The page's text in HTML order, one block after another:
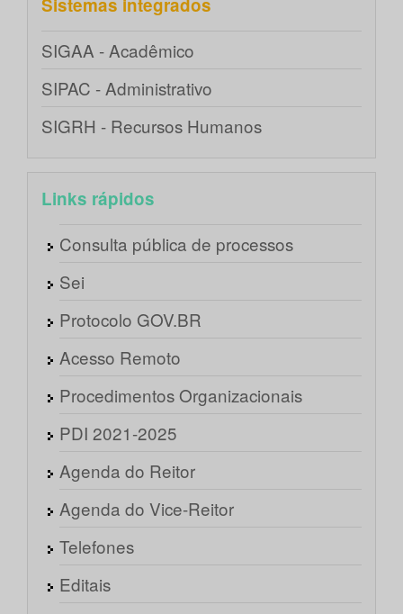
Sistemas integrados
SIGAA - Acadêmico
SIPAC - Administrativo
SIGRH - Recursos Humanos
Links rápidos
Consulta pública de processos
Sei
Protocolo GOV.BR
Acesso Remoto
Procedimentos Organizacionais
PDI 2021-2025
Agenda do Reitor
Agenda do Vice-Reitor
Telefones
Editais